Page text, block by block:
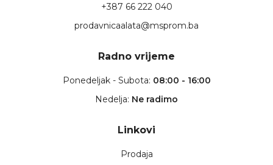
+387 66 222 040
prodavnicaalata@msprom.ba
Radno vrijeme
Ponedeljak - Subota: 08:00 - 16:00
Nedelja: Ne radimo
Linkovi
Prodaja